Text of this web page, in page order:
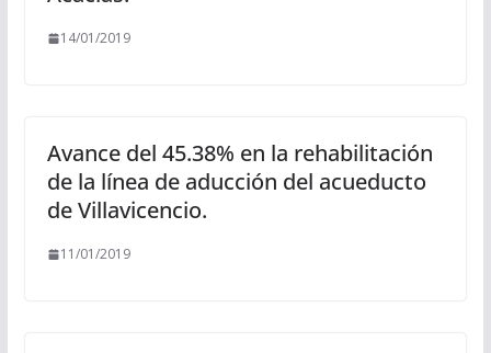
14/01/2019
Avance del 45.38% en la rehabilitación
de la línea de aducción del acueducto
de Villavicencio.
11/01/2019